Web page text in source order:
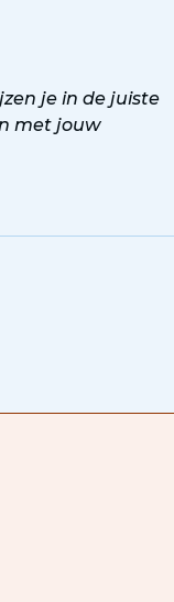
je in de juiste
met jouw